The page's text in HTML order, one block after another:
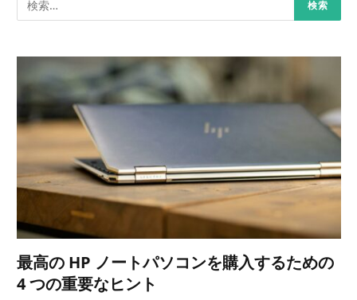
最高の HP ノートパソコンを購入するための
4 つの重要なヒント